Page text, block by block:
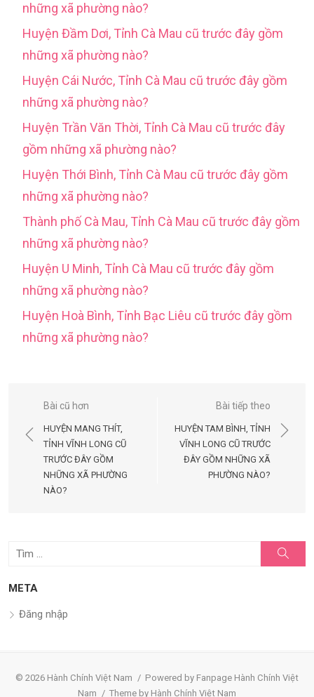
những xã phường nào?
Huyện Đầm Dơi, Tỉnh Cà Mau cũ trước đây gồm
những xã phường nào?
Huyện Cái Nước, Tỉnh Cà Mau cũ trước đây gồm
những xã phường nào?
Huyện Trần Văn Thời, Tỉnh Cà Mau cũ trước đây
gồm những xã phường nào?
Huyện Thới Bình, Tỉnh Cà Mau cũ trước đây gồm
những xã phường nào?
Thành phố Cà Mau, Tỉnh Cà Mau cũ trước đây gồm
những xã phường nào?
Huyện U Minh, Tỉnh Cà Mau cũ trước đây gồm
những xã phường nào?
Huyện Hoà Bình, Tỉnh Bạc Liêu cũ trước đây gồm
những xã phường nào?
Điều
hướng
bài
viết
Bài cũ hơn
HUYỆN MANG THÍT,
TỈNH VĨNH LONG CŨ
TRƯỚC ĐÂY GỒM
NHỮNG XÃ PHƯỜNG
NÀO?
Bài tiếp theo
HUYỆN TAM BÌNH, TỈNH
VĨNH LONG CŨ TRƯỚC
ĐÂY GỒM NHỮNG XÃ
PHƯỜNG NÀO?
Tìm
quả
kiếm
META
Đăng nhập
© 2026 Hành Chính Việt Nam / Powered by Fanpage Hành Chính Việt
Nam / Theme by Hành Chính Việt Nam